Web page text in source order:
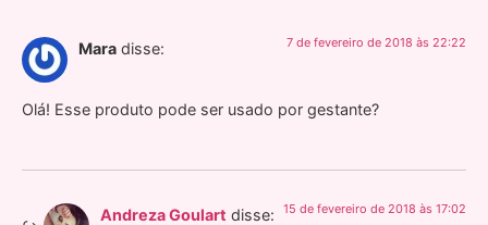
Mara disse: 7 de fevereiro de 2018 às 22:22
Olá! Esse produto pode ser usado por gestante?
Andreza Goulart disse: 15 de fevereiro de 2018 às 17:02